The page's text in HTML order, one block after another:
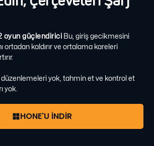
oyun güçlendirici Bu, giriş gecikmesini
ortadan kaldırır ve ortalama kareleri
düzenlemeleri yok, tahmin et ve kontrol et
yok.
HONE'U İNDİR